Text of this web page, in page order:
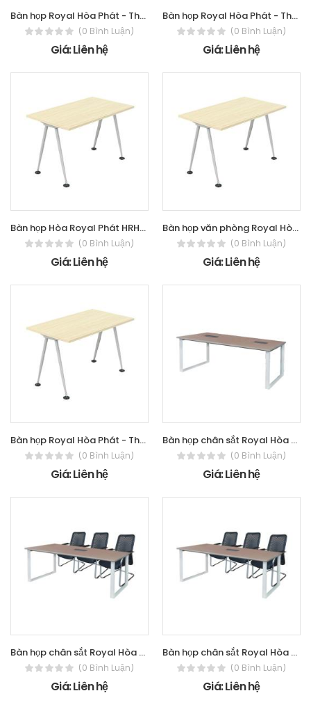
Bàn họp Royal Hòa Phát - The One HRH2010
(0 Bình Luận)
Giá: Liên hệ
Bàn họp Royal Hòa Phát - The One HRH1810
(0 Bình Luận)
Giá: Liên hệ
Bàn họp Hòa Royal Phát HRH2412C8
(0 Bình Luận)
Giá: Liên hệ
Bàn họp văn phòng Royal Hòa Phát - The
(0 Bình Luận)
Giá: Liên hệ
Bàn họp Royal Hòa Phát - The One HRH1810C8
(0 Bình Luận)
Giá: Liên hệ
Bàn họp chân sắt Royal Hòa Phát - The
(0 Bình Luận)
Giá: Liên hệ
Bàn họp chân sắt Royal Hòa Phát - The
(0 Bình Luận)
Giá: Liên hệ
Bàn họp chân sắt Royal Hòa Phát - The
(0 Bình Luận)
Giá: Liên hệ